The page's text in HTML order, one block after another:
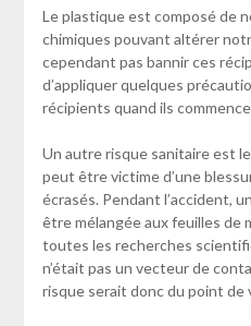
Le plastique est composé de
chimiques pouvant altérer
cependant pas bannir ces
d’appliquer quelques
récipients quand ils
Un autre risque sanitaire est
peut être victime d’une
écrasés. Pendant l’accident,
être mélangée aux feuilles de
toutes les recherches
n’était pas un vecteur de
risque serait donc du point de